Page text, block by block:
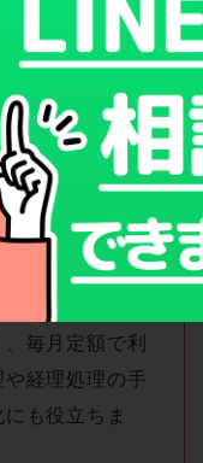
ナンスプランの
、どれも月額料
どのカスタマイ
た自由なリース
探しの方は、検
毎月定額で利
経理処理の手
も役立ちま